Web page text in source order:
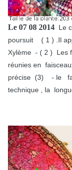
Le 07 08 2014 Le
poursuit ( 1 ) .Il
Xylème - ( 2 ) Les
réunies en
précise (3) - le
technique , la